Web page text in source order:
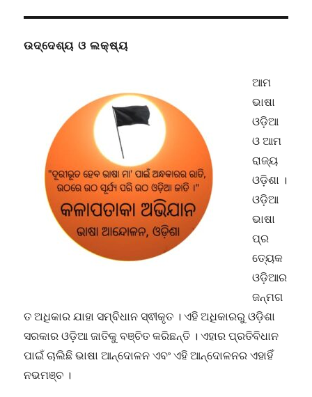
ଉଦ୍ଦେଶ୍ୟ ଓ ଲକ୍ଷ୍ୟ
ଆମ
ଭାଷା
ଓଡ଼ିଆ
ଓ ଆମ
ରାଜ୍ୟ
ଓଡ଼ିଶା ।
ଓଡ଼ିଆ
ଭାଷା
ପ୍ର
ତ୍ୟେକ
ଓଡ଼ିଆର
ଜନ୍ମଗ
ତ ଅଧିକାର ଯାହା ସମ୍ବିଧାନ ସ୍ଵୀକୃତ । ଏହି ଅଧିକାରରୁ ଓଡ଼ିଶା
ସରକାର ଓଡ଼ିଆ ଜାତିକୁ ବଞ୍ଚିତ କରିଛନ୍ତି । ଏହାର ପ୍ରତିବିଧାନ
ପାଇଁ ଚାଲିଛି ଭାଷା ଆନ୍ଦୋଳନ ଏବଂ ଏହି ଆନ୍ଦୋଳନର ଏହାହିଁ
ନଭମଞ୍ଚ ।